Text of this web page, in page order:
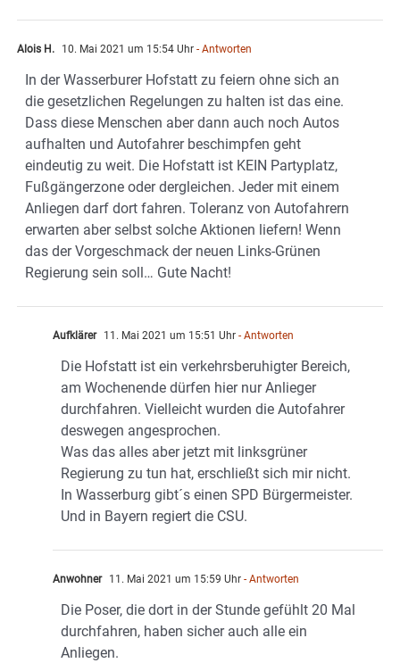
Alois H. 10. Mai 2021 um 15:54 Uhr - Antworten
In der Wasserburer Hofstatt zu feiern ohne sich an
die gesetzlichen Regelungen zu halten ist das eine.
Dass diese Menschen aber dann auch noch Autos
aufhalten und Autofahrer beschimpfen geht
eindeutig zu weit. Die Hofstatt ist KEIN Partyplatz,
Fußgängerzone oder dergleichen. Jeder mit einem
Anliegen darf dort fahren. Toleranz von Autofahrern
erwarten aber selbst solche Aktionen liefern! Wenn
das der Vorgeschmack der neuen Links-Grünen
Regierung sein soll… Gute Nacht!
Aufklärer 11. Mai 2021 um 15:51 Uhr - Antworten
Die Hofstatt ist ein verkehrsberuhigter Bereich,
am Wochenende dürfen hier nur Anlieger
durchfahren. Vielleicht wurden die Autofahrer
deswegen angesprochen.
Was das alles aber jetzt mit linksgrüner
Regierung zu tun hat, erschließt sich mir nicht.
In Wasserburg gibt´s einen SPD Bürgermeister.
Und in Bayern regiert die CSU.
Anwohner 11. Mai 2021 um 15:59 Uhr - Antworten
Die Poser, die dort in der Stunde gefühlt 20 Mal
durchfahren, haben sicher auch alle ein
Anliegen.